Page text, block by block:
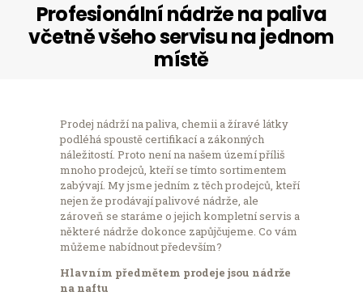
Profesionální nádrže na paliva
včetně všeho servisu na jednom
místě
KONTAKT
Prodej nádrží na paliva, chemii a žíravé látky
podléhá spoustě certifikací a zákonných
náležitostí. Proto není na našem území příliš
mnoho prodejců, kteří se tímto sortimentem
zabývají. My jsme jedním z těch prodejců, kteří
nejen že prodávají palivové nádrže, ale
zároveň se staráme o jejich kompletní servis a
některé nádrže dokonce zapůjčujeme. Co vám
můžeme nabídnout především?
Hlavním předmětem prodeje jsou nádrže
na naftu